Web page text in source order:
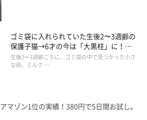
ゴミ袋に入れられていた生後2〜3週齢の
保護子猫→6才の今は「大黒柱」に！
美しい黒猫に成長した姿にグッとくる
生後2〜3週齢ごろに、ゴミ袋の中で見つかった小さ
な命。ミルク …
アマゾン1位の実績！380円で5日間お試し。